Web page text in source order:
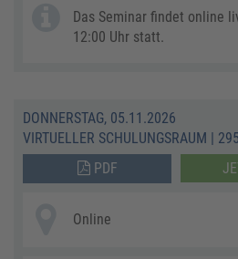
Das Seminar findet online
12:00 Uhr statt.
DONNERSTAG, 05.11.2026
VIRTUELLER SCHULUNGSRAUM |
PDF
Online